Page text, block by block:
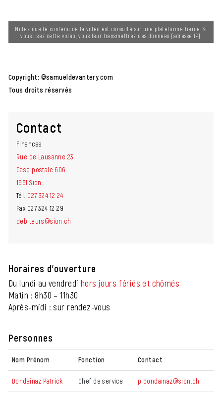
Notez que le contenu de la vidéo est consulté sur une plateforme tierce. Si
vous lisez cette vidéo, vous leur transmettrez des données (adresse IP).
Copyright: ©samueldevantery.com
Tous droits réservés
Contact
Finances
Rue de Lausanne 23
Case postale 606
1951 Sion
Tél. 027 324 12 24
Fax 027 324 12 29
debiteurs@sion.ch
Horaires d'ouverture
Du lundi au vendredi hors jours fériés et chômés
Matin : 8h30 – 11h30
Après-midi : sur rendez-vous
Personnes
Nom Prénom Fonction Contact
Dondainaz Patrick Chef de service p.dondainaz@sion.ch